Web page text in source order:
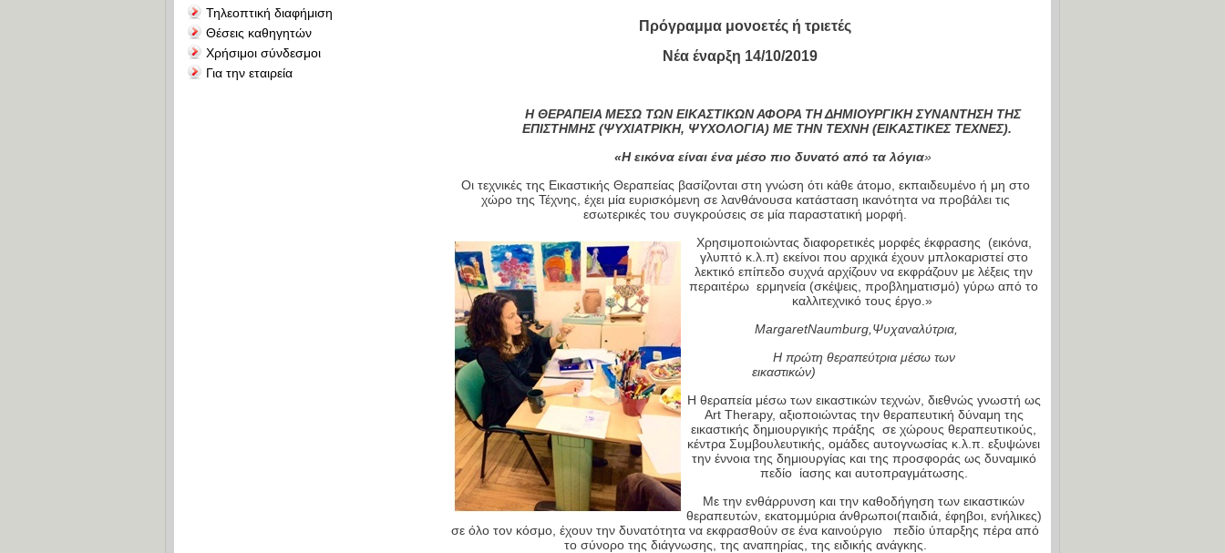
Τηλεοπτική διαφήμιση
Θέσεις καθηγητών
Χρήσιμοι σύνδεσμοι
Για την εταιρεία
Πρόγραμμα μονοετές ή τριετές
Νέα έναρξη 14/10/2019
Η ΘΕΡΑΠΕΙΑ ΜΕΣΩ ΤΩΝ ΕΙΚΑΣΤΙΚΩΝ ΑΦΟΡΑ ΤΗ ΔΗΜΙΟΥΡΓΙΚΗ ΣΥΝΑΝΤΗΣΗ ΤΗΣ
ΕΠΙΣΤΗΜΗΣ (ΨΥΧΙΑΤΡΙΚΗ, ΨΥΧΟΛΟΓΙΑ) ΜΕ ΤΗΝ ΤΕΧΝΗ (ΕΙΚΑΣΤΙΚΕΣ ΤΕΧΝΕΣ).
«Η εικόνα είναι ένα μέσο πιο δυνατό από τα λόγια»
Οι τεχνικές της Εικαστικής Θεραπείας βασίζονται στη γνώση ότι κάθε άτομο, εκπαιδευμένο ή μη στο
χώρο της Τέχνης, έχει μία ευρισκόμενη σε λανθάνουσα κατάσταση ικανότητα να προβάλει τις
εσωτερικές του συγκρούσεις σε μία παραστατική μορφή.
Χρησιμοποιώντας διαφορετικές μορφές έκφρασης (εικόνα,
γλυπτό κ.λ.π) εκείνοι που αρχικά έχουν μπλοκαριστεί στο
λεκτικό επίπεδο συχνά αρχίζουν να εκφράζουν με λέξεις την
περαιτέρω ερμηνεία (σκέψεις, προβληματισμό) γύρω από το
καλλιτεχνικό τους έργο.»
MargaretNaumburg,Ψυχαναλύτρια,
Η πρώτη θεραπεύτρια μέσω των
εικαστικών)
Η θεραπεία μέσω των εικαστικών τεχνών, διεθνώς γνωστή ως
Art Therapy, αξιοποιώντας την θεραπευτική δύναμη της
εικαστικής δημιουργικής πράξης σε χώρους θεραπευτικούς,
κέντρα Συμβουλευτικής, ομάδες αυτογνωσίας κ.λ.π. εξυψώνει
την έννοια της δημιουργίας και της προσφοράς ως δυναμικό
πεδίο ίασης και αυτοπραγμάτωσης.
Με την ενθάρρυνση και την καθοδήγηση των εικαστικών
θεραπευτών, εκατομμύρια άνθρωποι(παιδιά, έφηβοι, ενήλικες)
σε όλο τον κόσμο, έχουν την δυνατότητα να εκφρασθούν σε ένα καινούργιο πεδίο ύπαρξης πέρα από
το σύνορο της διάγνωσης, της αναπηρίας, της ειδικής ανάγκης.